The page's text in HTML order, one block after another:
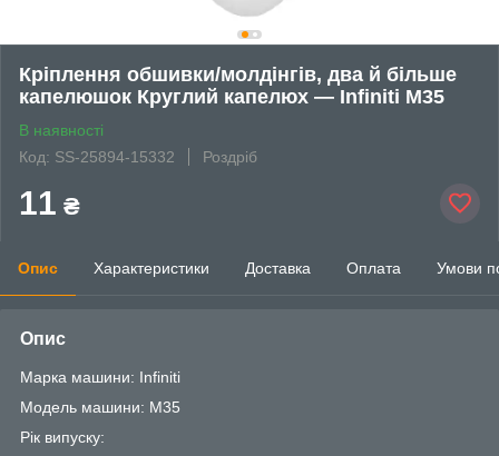
Кріплення обшивки/молдінгів, два й більше
капелюшок Круглий капелюх — Infiniti M35
В наявності
Код: SS-25894-15332
Роздріб
11 ₴
Опис Характеристики Доставка Оплата Умови
Опис
Марка машини: Infiniti
Модель машини: M35
Рік випуску: